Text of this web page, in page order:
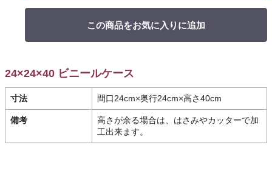
この商品をお気に入りに追加
24×24×40 ビニールケース
寸法 間口24cm×奥行24cm×高さ40cm
備考
高さが余る場合は、はさみやカッターで加
工出来ます。